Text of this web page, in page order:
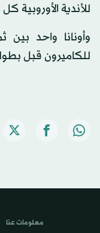
للأندية الأوروبية
وأونانا واحد بين
للكاميرون قبل
معلومات عنا